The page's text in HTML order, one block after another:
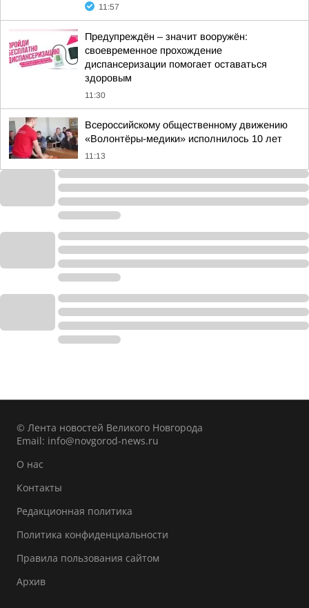
11:57
Предупреждён – значит вооружён:
своевременное прохождение
диспансеризации помогает оставаться
здоровым
11:30
Всероссийскому общественному движению
«Волонтёры-медики» исполнилось 10 лет
11:13
© Лента новостей Великого Новгорода
Email: info@novgorod-news.ru
О нас
Контакты
Редакционная политика
Политика конфиденциальности
Правила пользования сайтом
Архив